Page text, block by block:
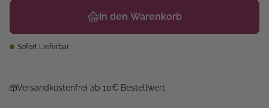
In den Warenkorb
Sofort Lieferbar
Versandkostenfrei ab 10€ Bestellwert